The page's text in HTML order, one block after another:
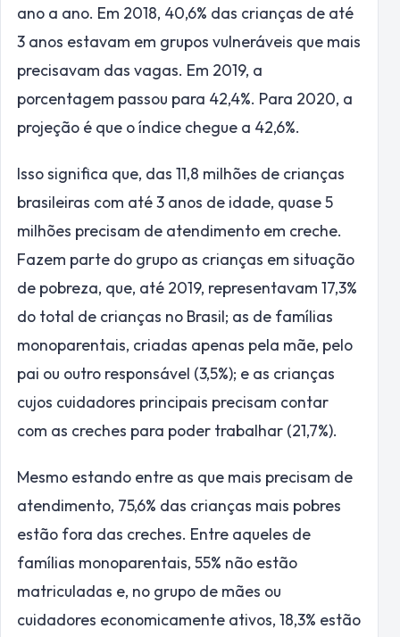
ano a ano. Em 2018, 40,6% das crianças de até
3 anos estavam em grupos vulneráveis que mais
precisavam das vagas. Em 2019, a
porcentagem passou para 42,4%. Para 2020, a
projeção é que o índice chegue a 42,6%.
Isso significa que, das 11,8 milhões de crianças
brasileiras com até 3 anos de idade, quase 5
milhões precisam de atendimento em creche.
Fazem parte do grupo as crianças em situação
de pobreza, que, até 2019, representavam 17,3%
do total de crianças no Brasil; as de famílias
monoparentais, criadas apenas pela mãe, pelo
pai ou outro responsável (3,5%); e as crianças
cujos cuidadores principais precisam contar
com as creches para poder trabalhar (21,7%).
Mesmo estando entre as que mais precisam de
atendimento, 75,6% das crianças mais pobres
estão fora das creches. Entre aqueles de
famílias monoparentais, 55% não estão
matriculadas e, no grupo de mães ou
cuidadores economicamente ativos, 18,3% estão